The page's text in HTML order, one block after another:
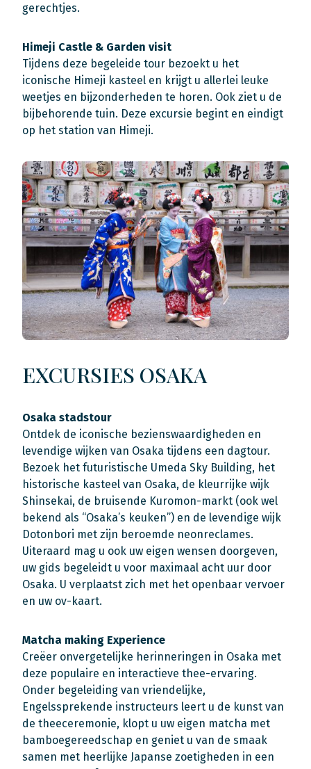
gerechtjes.
Himeji Castle & Garden visit
Tijdens deze begeleide tour bezoekt u het
iconische Himeji kasteel en krijgt u allerlei leuke
weetjes en bijzonderheden te horen. Ook ziet u de
bijbehorende tuin. Deze excursie begint en eindigt
op het station van Himeji.
EXCURSIES OSAKA
Osaka stadstour
Ontdek de iconische bezienswaardigheden en
levendige wijken van Osaka tijdens een dagtour.
Bezoek het futuristische Umeda Sky Building, het
historische kasteel van Osaka, de kleurrijke wijk
Shinsekai, de bruisende Kuromon-markt (ook wel
bekend als “Osaka’s keuken”) en de levendige wijk
Dotonbori met zijn beroemde neonreclames.
Uiteraard mag u ook uw eigen wensen doorgeven,
uw gids begeleidt u voor maximaal acht uur door
Osaka. U verplaatst zich met het openbaar vervoer
en uw ov-kaart.
Matcha making Experience
Creëer onvergetelijke herinneringen in Osaka met
deze populaire en interactieve thee-ervaring.
Onder begeleiding van vriendelijke,
Engelssprekende instructeurs leert u de kunst van
de theeceremonie, klopt u uw eigen matcha met
bamboegereedschap en geniet u van de smaak
samen met heerlijke Japanse zoetigheden in een